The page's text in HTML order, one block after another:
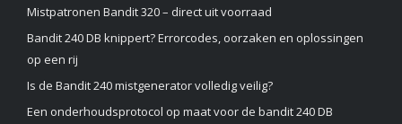
Mistpatronen Bandit 320 – direct uit voorraad
Bandit 240 DB knippert? Errorcodes, oorzaken en oplossingen
op een rij
Is de Bandit 240 mistgenerator volledig veilig?
Een onderhoudsprotocol op maat voor de bandit 240 DB